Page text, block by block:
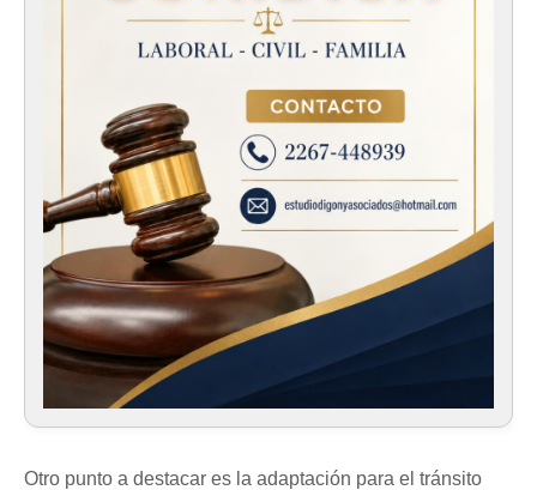
Otro punto a destacar es la adaptación para el tránsito